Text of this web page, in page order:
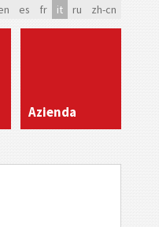
es fr it ru zh-cn
Azienda